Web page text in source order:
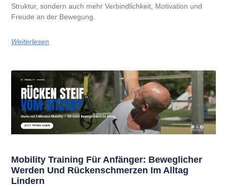
Struktur, sondern auch mehr Verbindlichkeit, Motivation und
Freude an der Bewegung.
Weiterlesen
Mobility Training Für Anfänger: Beweglicher
Werden Und Rückenschmerzen Im Alltag
Lindern